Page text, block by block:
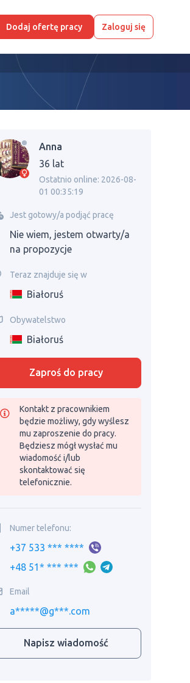
Dodaj ofertę pracy Zaloguj się
Anna
36 lat
Ostatnio online: 2026-08-
01 00:35:19
Jest gotowy/a podjąć pracę
Nie wiem, jestem otwarty/a
na propozycje
Teraz znajduje się w
Białoruś
Obywatelstwo
Białoruś
Zaproś do pracy
Kontakt z pracownikiem
będzie możliwy, gdy wyślesz
mu zaproszenie do pracy.
Będziesz mógł wysłać mu
wiadomość i/lub
skontaktować się
telefonicznie.
Numer telefonu:
+37 533 *** ****
+48 51* *** ***
Email
a*****@g***.com
Napisz wiadomość